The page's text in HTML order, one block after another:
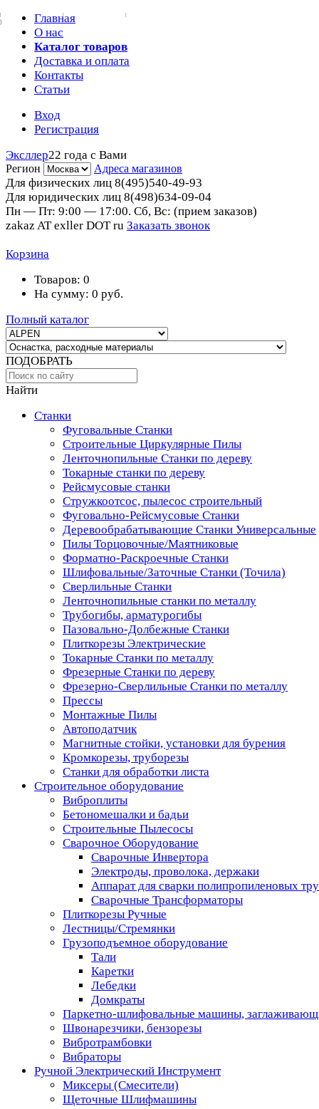
Главная
О нас
Каталог товаров
Доставка и оплата
Контакты
Статьи
Вход
Регистрация
Эксллер22 года с Вами
Регион Адреса магазинов
Для физических лиц 8(495)540-49-93
Для юридических лиц 8(498)634-09-04
Пн — Пт: 9:00 — 17:00. Сб, Вс: (прием заказов)
zakaz AT exller DOT ru Заказать звонок
Корзина
Товаров: 0
На сумму: 0 руб.
Полный каталог
ПОДОБРАТЬ
Найти
Станки
Фуговальные Станки
Строительные Циркулярные Пилы
Ленточнопильные Станки по дереву
Токарные станки по дереву
Рейсмусовые станки
Стружкоотсос, пылесос строительный
Фуговально-Рейсмусовые Станки
Деревообрабатывающие Станки Универсальные
Пилы Торцовочные/Маятниковые
Форматно-Раскроечные Станки
Шлифовальные/Заточные Станки (Точила)
Сверлильные Станки
Ленточнопильные станки по металлу
Трубогибы, арматурогибы
Пазовально-Долбежные Станки
Плиткорезы Электрические
Токарные Станки по металлу
Фрезерные Станки по дереву
Фрезерно-Сверлильные Станки по металлу
Прессы
Монтажные Пилы
Автоподатчик
Магнитные стойки, установки для бурения
Кромкорезы, труборезы
Станки для обработки листа
Строительное оборудование
Виброплиты
Бетономешалки и бадьи
Строительные Пылесосы
Сварочное Оборудование
Сварочные Инвертора
Электроды, проволока, держаки
Аппарат для сварки полипропиленовых
Сварочные Трансформаторы
Плиткорезы Ручные
Лестницы/Стремянки
Грузоподъемное оборудование
Тали
Каретки
Лебедки
Домкраты
Паркетно-шлифовальные машины,
Швонарезчики, бензорезы
Вибротрамбовки
Вибраторы
Ручной Электрический Инструмент
Миксеры (Смесители)
Щеточные Шлифмашины